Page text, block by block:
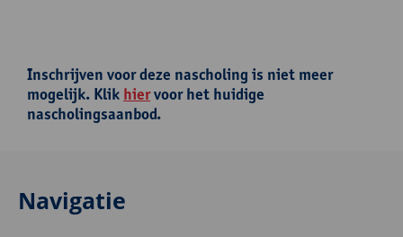
Inschrijven voor deze nascholing is niet meer
mogelijk. Klik hiervoor het huidige
nascholingsaanbod.
Navigatie